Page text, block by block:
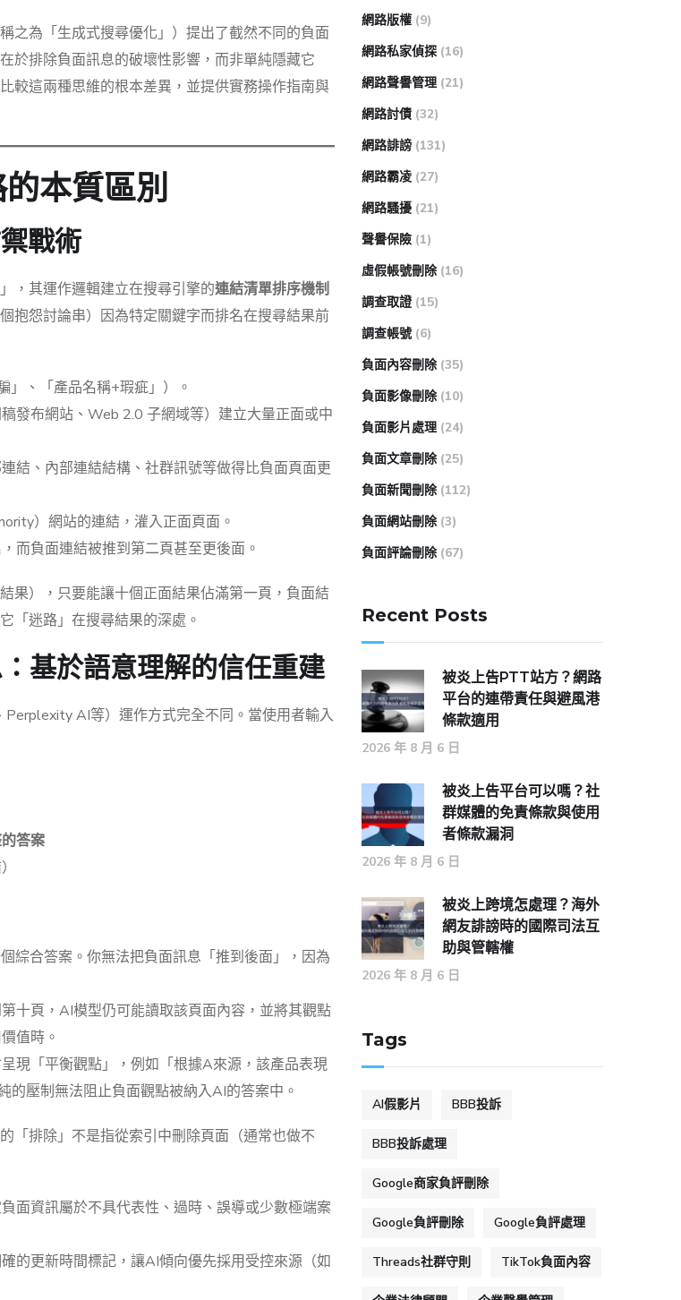
之為「生成式搜尋優化」）提出了截然不同的負面
於排除負面訊息的破壞性影響，而非單純隱藏它
較這兩種思維的根本差異，並提供實務操作指南與
本質區別
戰術
，其運作邏輯建立在搜尋引擎的連結清單排序機制
抱怨討論串）因為特定關鍵字而排名在搜尋結果前
」、「產品名稱+瑕疵」）。
發布網站、Web 2.0 子網域等）建立大量正面或中
結、內部連結結構、社群訊號等做得比負面頁面更
）網站的連結，灌入正面頁面。
而負面連結被推到第二頁甚至更後面。
），只要能讓十個正面結果佔滿第一頁，負面結
「迷路」在搜尋結果的深處。
基於語意理解的信任重建
AI等）運作方式完全不同。當使用者輸入
答案
綜合答案。你無法把負面訊息「推到後面」，因為
十頁，AI模型仍可能讀取該頁面內容，並將其觀點
值時。
現「平衡觀點」，例如「根據A來源，該產品表現
壓制無法阻止負面觀點被納入AI的答案中。
「排除」不是指從索引中刪除頁面（通常也做不
面資訊屬於不具代表性、過時、誤導或少數極端案
的更新時間標記，讓AI傾向優先採用受控來源（如
網路版權 (9)
網路私家偵探 (16)
網路聲譽管理 (21)
網路討債 (32)
網路誹謗 (131)
網路霸凌 (27)
網路騷擾 (21)
聲譽保險 (1)
虛假帳號刪除 (16)
調查取證 (15)
調查帳號 (6)
負面內容刪除 (35)
負面影像刪除 (10)
負面影片處理 (24)
負面文章刪除 (25)
負面新聞刪除 (112)
負面網站刪除 (3)
負面評論刪除 (67)
Recent Posts
被炎上告PTT站方？網路
平台的連帶責任與避風港
條款適用
2026 年 8 月 6 日
被炎上告平台可以嗎？社
群媒體的免責條款與使用
者條款漏洞
2026 年 8 月 6 日
被炎上跨境怎處理？海外
網友誹謗時的國際司法互
助與管轄權
2026 年 8 月 6 日
Tags
AI假影片 BBB投訴
BBB投訴處理
Google商家負評刪除
Google負評刪除 Google負評處理
Threads社群守則 TikTok負面內容